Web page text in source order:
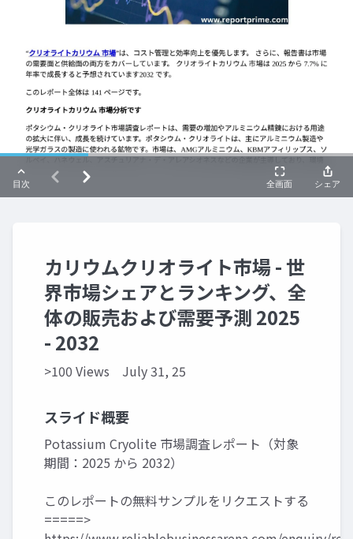
カリウムクリオライト市場 - 世
界市場シェアとランキング、全
体の販売および需要予測 2025
- 2032
>100 Views July 31, 25
スライド概要
Potassium Cryolite 市場調査レポート（対象
期間：2025 から 2032）
このレポートの無料サンプルをリクエストする
=====>